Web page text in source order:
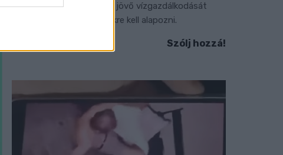
egy új dunai vízlépcső - a jövő vízgazdálkodását
pedig már a klímamodellekre kell alapozni.
Szólj hozzá!